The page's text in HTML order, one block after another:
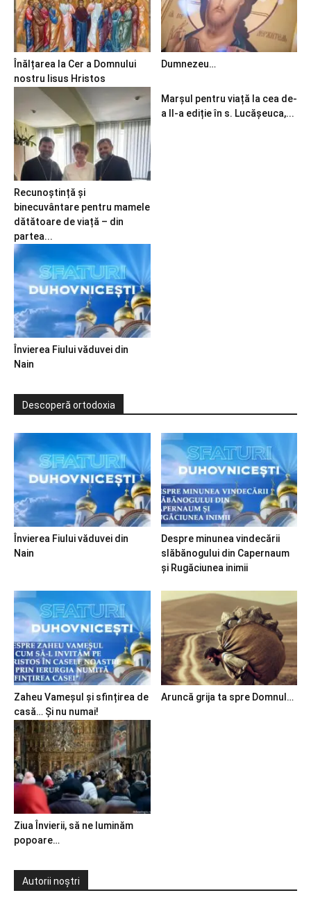
Înălțarea la Cer a Domnului
nostru Iisus Hristos
Dumnezeu…
Recunoștință și
binecuvântare pentru mamele
dătătoare de viață – din
partea...
Marșul pentru viață la cea de-
a II-a ediție în s. Lucășeuca,...
Învierea Fiului văduvei din
Nain
Descoperă ortodoxia
Învierea Fiului văduvei din
Nain
Despre minunea vindecării
slăbănogului din Capernaum
și Rugăciunea inimii
Zaheu Vameșul și sfințirea de
casă… Și nu numai!
Aruncă grija ta spre Domnul…
Ziua Învierii, să ne luminăm
popoare…
Autorii noștri